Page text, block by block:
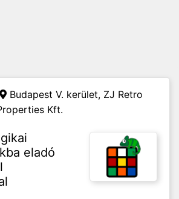
Budapest V. kerület, ZJ Retro
Kft.
eladó